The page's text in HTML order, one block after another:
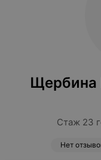
Щербина
Стаж 23
Нет